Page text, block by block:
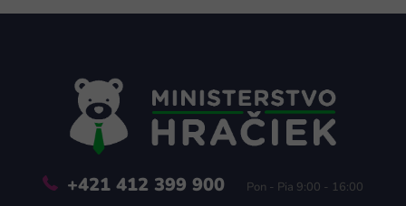
Z
+421 412 399 900
Pon - Pia 9:00 - 16:00